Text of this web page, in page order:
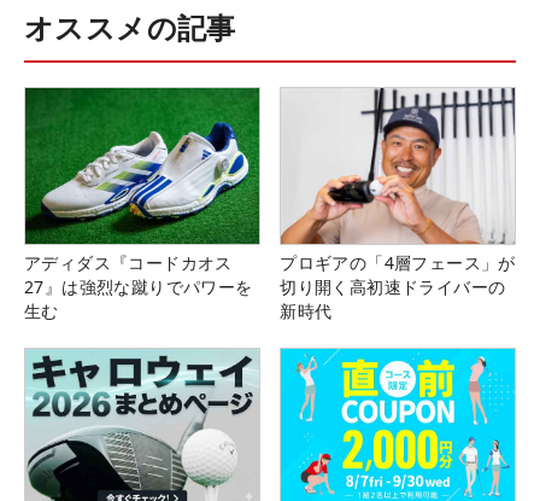
オススメの記事
アディダス『コードカオス
27』は強烈な蹴りでパワーを
生む
プロギアの「4層フェース」が
切り開く高初速ドライバーの
新時代